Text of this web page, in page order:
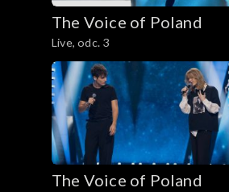
The Voice of Poland
Live, odc. 3
The Voice of Poland